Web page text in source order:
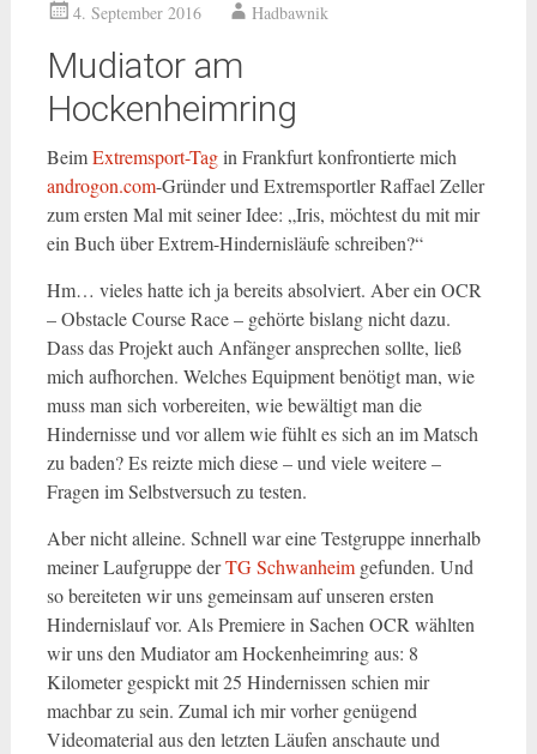
4. September 2016 Hadbawnik
Mudiator am
Hockenheimring
BeimExtremsport-Tagin Frankfurt konfrontierte mich
androgon.com-Gründer und Extremsportler Raffael Zeller
zum ersten Mal mit seiner Idee: „Iris, möchtest du mit mir
ein Buch über Extrem-Hindernisläufe schreiben?“
Hm… vieles hatte ich ja bereits absolviert. Aber ein OCR
– Obstacle Course Race – gehörte bislang nicht dazu.
Dass das Projekt auch Anfänger ansprechen sollte, ließ
mich aufhorchen. Welches Equipment benötigt man, wie
muss man sich vorbereiten, wie bewältigt man die
Hindernisse und vor allem wie fühlt es sich an im Matsch
zu baden? Es reizte mich diese – und viele weitere –
Fragen im Selbstversuch zu testen.
Aber nicht alleine. Schnell war eine Testgruppe innerhalb
meiner Laufgruppe derTG Schwanheimgefunden. Und
so bereiteten wir uns gemeinsam auf unseren ersten
Hindernislauf vor. Als Premiere in Sachen OCR wählten
wir uns den Mudiator am Hockenheimring aus: 8
Kilometer gespickt mit 25 Hindernissen schien mir
machbar zu sein. Zumal ich mir vorher genügend
Videomaterial aus den letzten Läufen anschaute und